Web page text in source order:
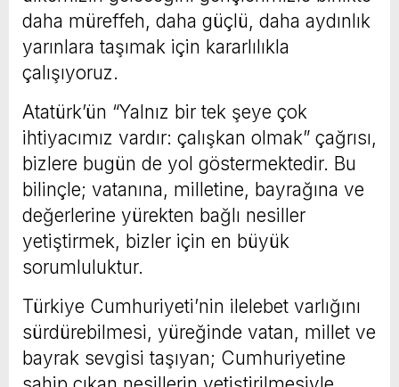
daha müreffeh, daha güçlü, daha aydınlık
yarınlara taşımak için kararlılıkla
çalışıyoruz.
Atatürk’ün “Yalnız bir tek şeye çok
ihtiyacımız vardır: çalışkan olmak” çağrısı,
bizlere bugün de yol göstermektedir. Bu
bilinçle; vatanına, milletine, bayrağına ve
değerlerine yürekten bağlı nesiller
yetiştirmek, bizler için en büyük
sorumluluktur.
Türkiye Cumhuriyeti’nin ilelebet varlığını
sürdürebilmesi, yüreğinde vatan, millet ve
bayrak sevgisi taşıyan; Cumhuriyetine